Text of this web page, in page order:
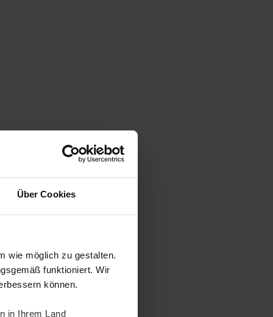
Über Cookies
wie möglich zu gestalten.
funktioniert. Wir
können.
in Ihrem Land